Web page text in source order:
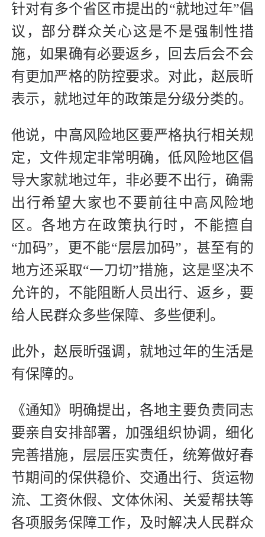
针对有多个省区市提出的“就地过年”倡
议，部分群众关心这是不是强制性措
施，如果确有必要返乡，回去后会不会
有更加严格的防控要求。对此，赵辰昕
表示，就地过年的政策是分级分类的。
他说，中高风险地区要严格执行相关规
定，文件规定非常明确，低风险地区倡
导大家就地过年，非必要不出行，确需
出行希望大家也不要前往中高风险地
区。各地方在政策执行时，不能擅自
“加码”，更不能“层层加码”，甚至有的
地方还采取“一刀切”措施，这是坚决不
允许的，不能阻断人员出行、返乡，要
给人民群众多些保障、多些便利。
此外，赵辰昕强调，就地过年的生活是
有保障的。
《通知》明确提出，各地主要负责同志
要亲自安排部署，加强组织协调，细化
完善措施，层层压实责任，统筹做好春
节期间的保供稳价、交通出行、货运物
流、工资休假、文体休闲、关爱帮扶等
各项服务保障工作，及时解决人民群众